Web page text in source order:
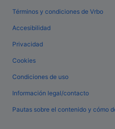
Términos y condiciones de Vrbo
Accesibilidad
Privacidad
Cookies
Condiciones de uso
Información legal/contacto
Pautas sobre el contenido y cómo